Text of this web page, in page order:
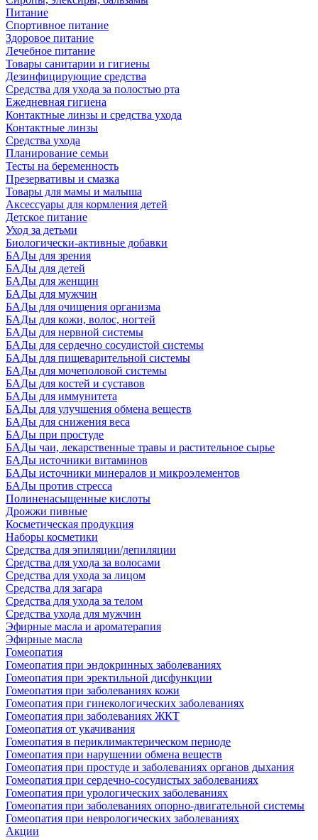
Питание
Спортивное питание
Здоровое питание
Лечебное питание
Товары санитарии и гигиены
Дезинфицирующие средства
Средства для ухода за полостью рта
Ежедневная гигиена
Контактные линзы и средства ухода
Контактные линзы
Средства ухода
Планирование семьи
Тесты на беременность
Презервативы и смазка
Товары для мамы и малыша
Аксессуары для кормления детей
Детское питание
Уход за детьми
Биологически-активные добавки
БАДы для зрения
БАДы для детей
БАДы для женщин
БАДы для мужчин
БАДы для очищения организма
БАДы для кожи, волос, ногтей
БАДы для нервной системы
БАДы для сердечно сосудистой системы
БАДы для пищеварительной системы
БАДы для мочеполовой системы
БАДы для костей и суставов
БАДы для иммунитета
БАДы для улучшения обмена веществ
БАДы для снижения веса
БАДы при простуде
БАДы чаи, лекарственные травы и растительное сырье
БАДы источники витаминов
БАДы источники минералов и микроэлементов
БАДы против стресса
Полиненасыщенные кислоты
Дрожжи пивные
Косметическая продукция
Наборы косметики
Средства для эпиляции/депиляции
Средства для ухода за волосами
Средства для ухода за лицом
Средства для загара
Средства для ухода за телом
Средства ухода для мужчин
Эфирные масла и ароматерапия
Эфирные масла
Гомеопатия
Гомеопатия при эндокринных заболеваниях
Гомеопатия при эректильной дисфункции
Гомеопатия при заболеваниях кожи
Гомеопатия при гинекологических заболеваниях
Гомеопатия при заболеваниях ЖКТ
Гомеопатия от укачивания
Гомеопатия в периклимактерическом периоде
Гомеопатия при нарушении обмена веществ
Гомеопатия при простуде и заболеваниях органов дыхания
Гомеопатия при сердечно-сосудистых заболеваниях
Гомеопатия при урологических заболеваниях
Гомеопатия при заболеваниях опорно-двигательной системы
Гомеопатия при неврологических заболеваниях
Акции